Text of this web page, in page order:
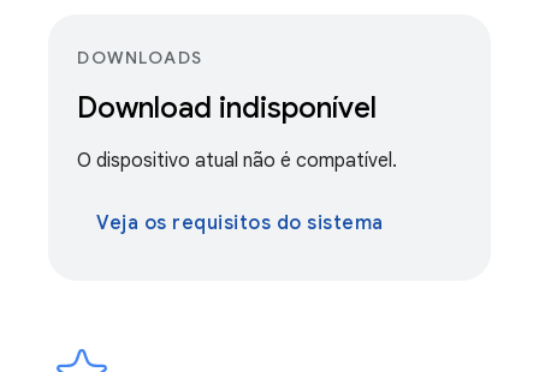
DOWNLOADS
Download indisponível
O dispositivo atual não é compatível.
Veja os requisitos do sistema